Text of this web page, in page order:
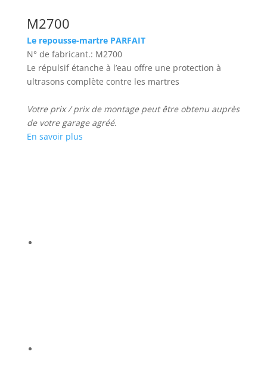
M2700
Le repousse-martre PARFAIT
N° de fabricant.: M2700
Le répulsif étanche à l’eau offre une protection à
ultrasons complète contre les martres
Votre prix / prix de montage peut être obtenu auprès
de votre garage agréé.
En savoir plus